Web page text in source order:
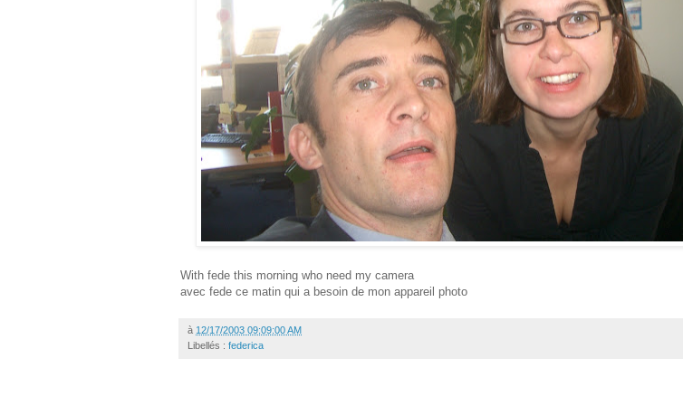
With fede this morning who need my camera
avec fede ce matin qui a besoin de mon appareil photo
à 12/17/2003 09:09:00 AM
Libellés : federica